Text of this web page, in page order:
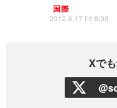
国際
2012.8.17 Fri 8:30
Xで